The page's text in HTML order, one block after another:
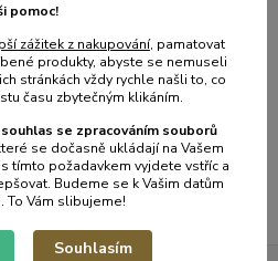
Přidat do košíku
pomoc!
zážitek z nakupování, pamatovat
produkty, abyste se nemuseli
stránkách vždy rychle našli to, co
času zbytečným klikáním.
se zpracováním souborů
se dočasně ukládají na Vašem
tímto požadavkem vyjdete vstříc a
Budeme se k Vašim datům
To Vám slibujeme!
Souhlasím